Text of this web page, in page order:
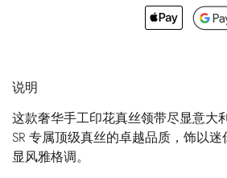
说明
这款奢华手工印花真丝领带尽显意大
SR 专属顶级真丝的卓越品质，饰以
显风雅格调。